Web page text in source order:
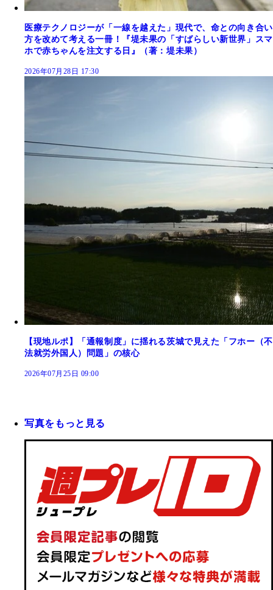
医療テクノロジーが「一線を越えた」現代で、命との向き合い
方を改めて考える一冊！『堤未果の「すばらしい新世界」スマ
ホで赤ちゃんを注文する日』（著：堤未果）
2026年07月28日 17:30
【現地ルポ】「通報制度」に揺れる茨城で見えた「フホー（不
法就労外国人）問題」の核心
2026年07月25日 09:00
写真をもっと見る